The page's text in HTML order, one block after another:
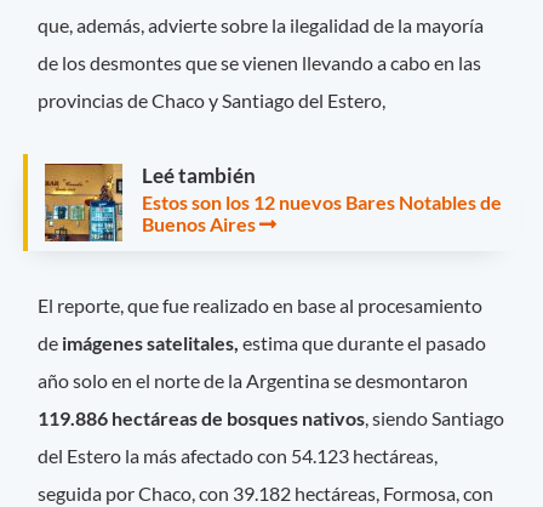
que, además, advierte sobre la ilegalidad de la mayoría
de los desmontes que se vienen llevando a cabo en las
provincias de Chaco y Santiago del Estero,
Leé también
Estos son los 12 nuevos Bares Notables de
Buenos Aires
El reporte, que fue realizado en base al procesamiento
de imágenes satelitales, estima que durante el pasado
año solo en el norte de la Argentina se desmontaron
119.886 hectáreas de bosques nativos, siendo Santiago
del Estero la más afectado con 54.123 hectáreas,
seguida por Chaco, con 39.182 hectáreas, Formosa, con